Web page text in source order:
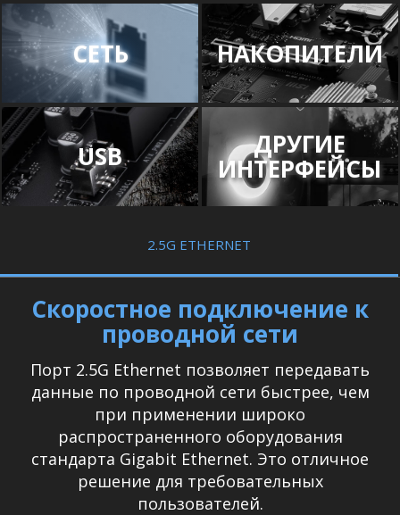
СЕТЬ НАКОПИТЕЛИ
USB ДРУГИЕ
ИНТЕРФЕЙСЫ
2.5G ETHERNET
Скоростное подключение к
проводной сети
Порт 2.5G Ethernet позволяет передавать
данные по проводной сети быстрее, чем
при применении широко
распространенного оборудования
стандарта Gigabit Ethernet. Это отличное
решение для требовательных
пользователей.